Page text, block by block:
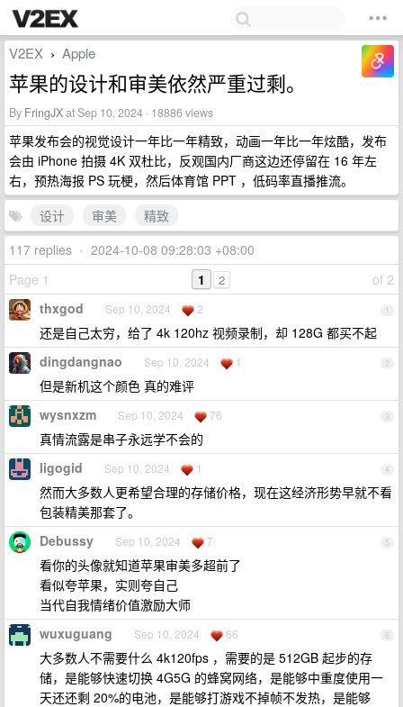
V2EX › Apple
苹果的设计和审美依然严重过剩。
By FringJXat Sep 10, 2024 · 18886 views
苹果发布会的视觉设计一年比一年精致，动画一年比一年炫酷，发布
会由 iPhone 拍摄 4K 双杜比，反观国内厂商这边还停留在 16 年左
右，预热海报 PS 玩梗，然后体育馆 PPT ，低码率直播推流。
设计
审美
精致
117 replies • 2024-10-08 09:28:03 +08:00
Page 1
of 2
1 2
1
thxgod Sep 10, 2024 2
还是自己太穷，给了 4k 120hz 视频录制，却 128G 都买不起
2
dingdangnao Sep 10, 2024 1
但是新机这个颜色 真的难评
3
wysnxzm Sep 10, 2024 76
真情流露是串子永远学不会的
4
ligogid Sep 10, 2024 1
然而大多数人更希望合理的存储价格，现在这经济形势早就不看
包装精美那套了。
5
Debussy Sep 10, 2024 7
看你的头像就知道苹果审美多超前了
看似夸苹果，实则夸自己
当代自我情绪价值激励大师
6
wuxuguang Sep 10, 2024 66
大多数人不需要什么 4k120fps ，需要的是 512GB 起步的存
储，是能够快速切换 4G5G 的蜂窝网络，是能够中重度使用一
天还还剩 20%的电池，是能够打游戏不掉帧不发热，是能够